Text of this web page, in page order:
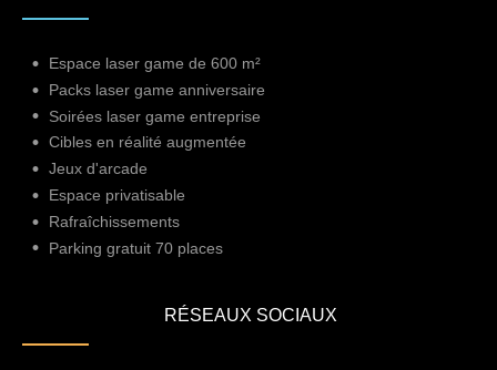
Espace laser game de 600 m²
Packs laser game anniversaire
Soirées laser game entreprise
Cibles en réalité augmentée
Jeux d'arcade
Espace privatisable
Rafraîchissements
Parking gratuit 70 places
RÉSEAUX SOCIAUX